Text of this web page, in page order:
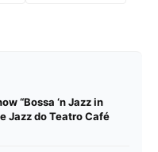
“Bossa ‘n Jazz in
Jazz do Teatro Café